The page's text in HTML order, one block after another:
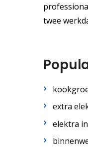
twee
extra
elektra